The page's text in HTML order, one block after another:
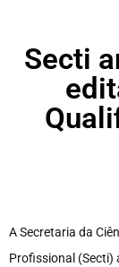
Secti
A Secretaria da
Profissional (Secti)